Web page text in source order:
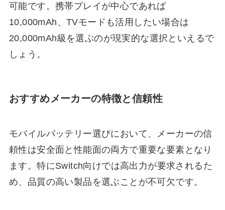
可能です。携帯プレイが中心であれば
10,000mAh、TVモードも活用したい場合は
20,000mAh級を選ぶのが現実的な選択といえるで
しょう。
おすすめメーカーの特徴と信頼性
モバイルバッテリー選びにおいて、メーカーの信
頼性は安全面と性能面の両方で重要な要素となり
ます。特にSwitch向けでは高出力が要求されるた
め、品質の高い製品を選ぶことが不可欠です。